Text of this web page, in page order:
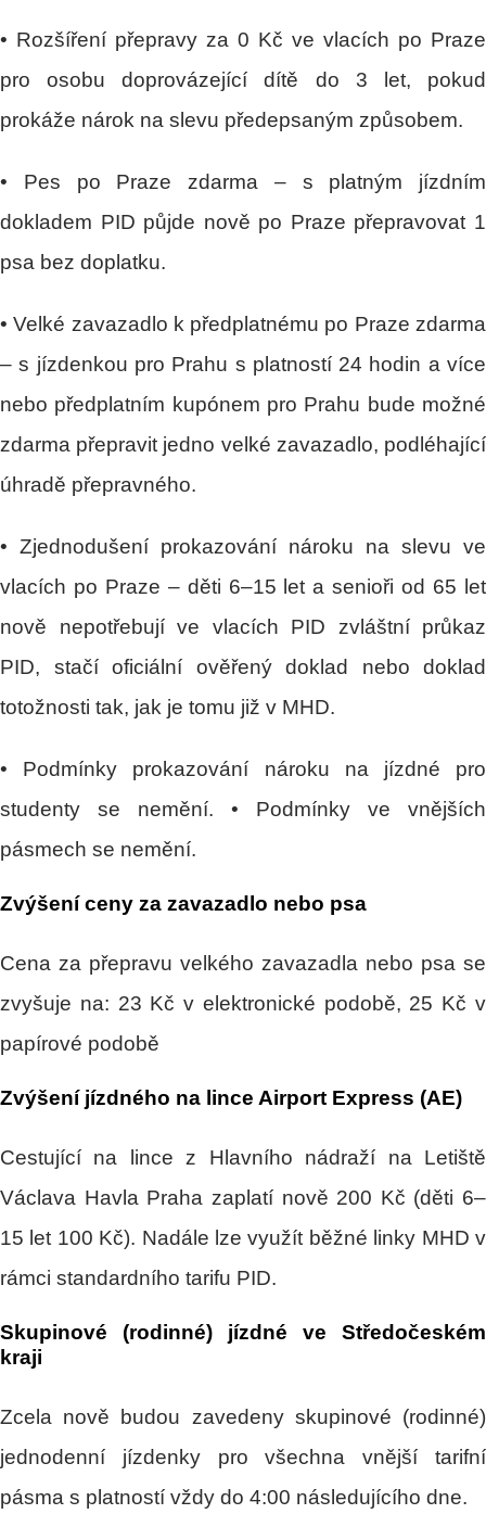
• Rozšíření přepravy za 0 Kč ve vlacích po Praze
pro osobu doprovázející dítě do 3 let, pokud
prokáže nárok na slevu předepsaným způsobem.
• Pes po Praze zdarma – s platným jízdním
dokladem PID půjde nově po Praze přepravovat 1
psa bez doplatku.
• Velké zavazadlo k předplatnému po Praze zdarma
– s jízdenkou pro Prahu s platností 24 hodin a více
nebo předplatním kupónem pro Prahu bude možné
zdarma přepravit jedno velké zavazadlo, podléhající
úhradě přepravného.
• Zjednodušení prokazování nároku na slevu ve
vlacích po Praze – děti 6–15 let a senioři od 65 let
nově nepotřebují ve vlacích PID zvláštní průkaz
PID, stačí oficiální ověřený doklad nebo doklad
totožnosti tak, jak je tomu již v MHD.
• Podmínky prokazování nároku na jízdné pro
studenty se nemění. • Podmínky ve vnějších
pásmech se nemění.
Zvýšení ceny za zavazadlo nebo psa
Cena za přepravu velkého zavazadla nebo psa se
zvyšuje na: 23 Kč v elektronické podobě, 25 Kč v
papírové podobě
Zvýšení jízdného na lince Airport Express (AE)
Cestující na lince z Hlavního nádraží na Letiště
Václava Havla Praha zaplatí nově 200 Kč (děti 6–
15 let 100 Kč). Nadále lze využít běžné linky MHD v
rámci standardního tarifu PID.
Skupinové (rodinné) jízdné ve Středočeském
kraji
Zcela nově budou zavedeny skupinové (rodinné)
jednodenní jízdenky pro všechna vnější tarifní
pásma s platností vždy do 4:00 následujícího dne.